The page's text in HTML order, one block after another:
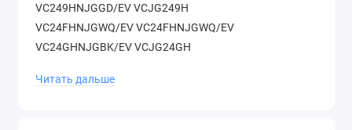
VC249HNJGGD/EV VCJG249H
VC24FHNJGWQ/EV VC24FHNJGWQ/EV
VC24GHNJGBK/EV VCJG24GH
VC24LVNJGBB/EV VCJG24LV
Читать дальше